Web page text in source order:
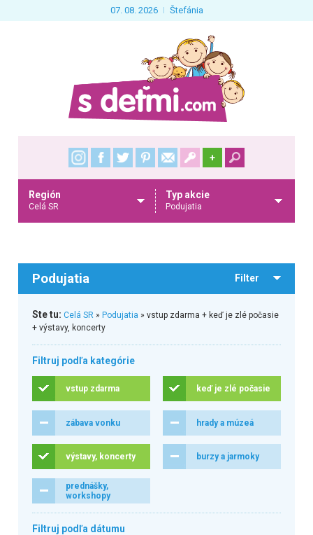
07. 08. 2026 Štefánia
+
Región
Celá SR
Typ akcie
Podujatia
Podujatia Filter
Ste tu: Celá SR» Podujatia » vstup zdarma + keď je zlé počasie
+ výstavy, koncerty
Filtruj podľa kategórie
vstup zdarma keď je zlé počasie
zábava vonku hrady a múzeá
výstavy, koncerty burzy a jarmoky
prednášky,
workshopy
Filtruj podľa dátumu